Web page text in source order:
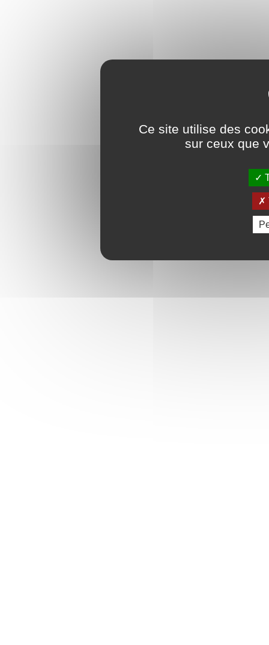
Ce site utilise des
sur ceux que